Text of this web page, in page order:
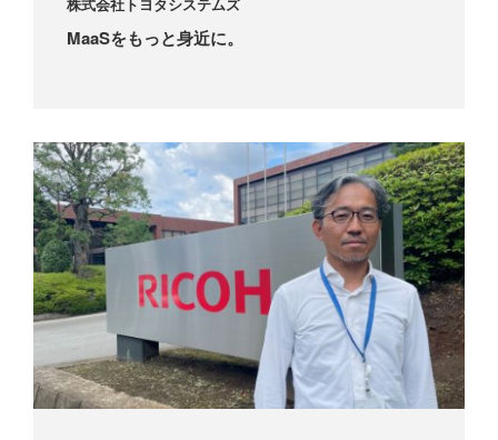
MaaSをもっと身近に。